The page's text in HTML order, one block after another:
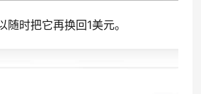
时把它再换回1美元。